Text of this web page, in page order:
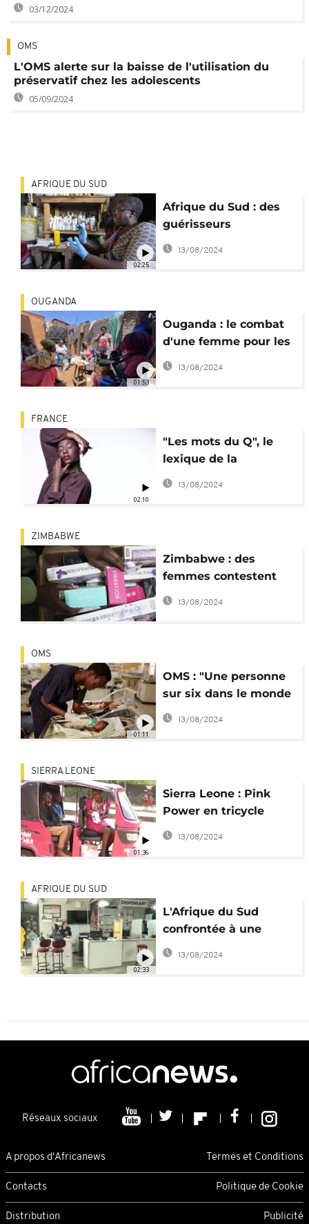
03/12/2024
OMS
L'OMS alerte sur la baisse de l'utilisation du
préservatif chez les adolescents
05/09/2024
02:25
AFRIQUE DU SUD
Afrique du Sud : des
guérisseurs
traditionnels formés
pour dépister le VIH
13/08/2024
01:53
OUGANDA
Ouganda : le combat
d'une femme pour les
travailleuses du sexe
13/08/2024
02:10
FRANCE
"Les mots du Q", le
lexique de la
Nigérienne Camille
Aumont Carnel
13/08/2024
ZIMBABWE
Zimbabwe : des
femmes contestent
l'interdiction des "sex
toys"
13/08/2024
01:11
OMS
OMS : "Une personne
sur six dans le monde
souffre d'infertilité"
13/08/2024
01:36
SIERRA LEONE
Sierra Leone : Pink
Power en tricycle
contre le VIH/SIDA
13/08/2024
02:33
AFRIQUE DU SUD
L'Afrique du Sud
confrontée à une
pénurie de
contraceptifs
13/08/2024
Réseaux sociaux
A propos d'Africanews Termes et Conditions
Contacts Politique de Cookie
Distribution Publicité